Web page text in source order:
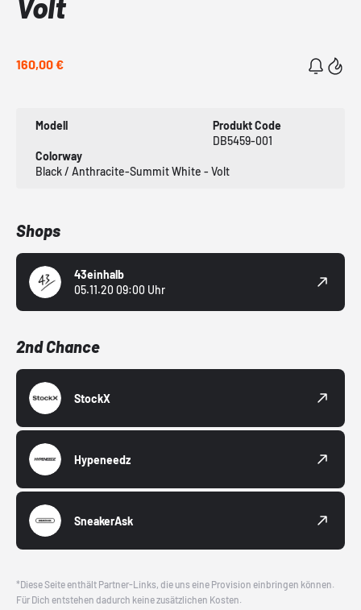
160,00 €
Modell
Produkt Code
DB5459-001
Colorway
Black / Anthracite-Summit White - Volt
Shops
43einhalb
05.11.20 09:00 Uhr
2nd Chance
StockX
Hypeneedz
SneakerAsk
*Diese Seite enthält Partner-Links, die uns eine Provision einbringen können.
Für Dich entstehen dadurch keine zusätzlichen Kosten.